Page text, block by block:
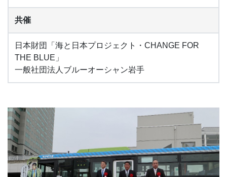
共催
日本財団「海と日本プロジェクト・CHANGE FOR
THE BLUE」
一般社団法人ブルーオーシャン岩手